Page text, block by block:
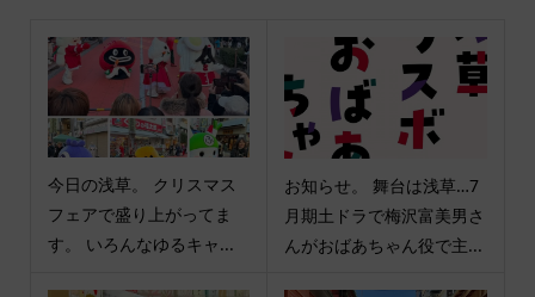
今日の浅草。 クリスマス
フェアで盛り上がってま
す。 いろんなゆるキャ...
お知らせ。 舞台は浅草…7
月期土ドラで梅沢富美男さ
んがおばあちゃん役で主...